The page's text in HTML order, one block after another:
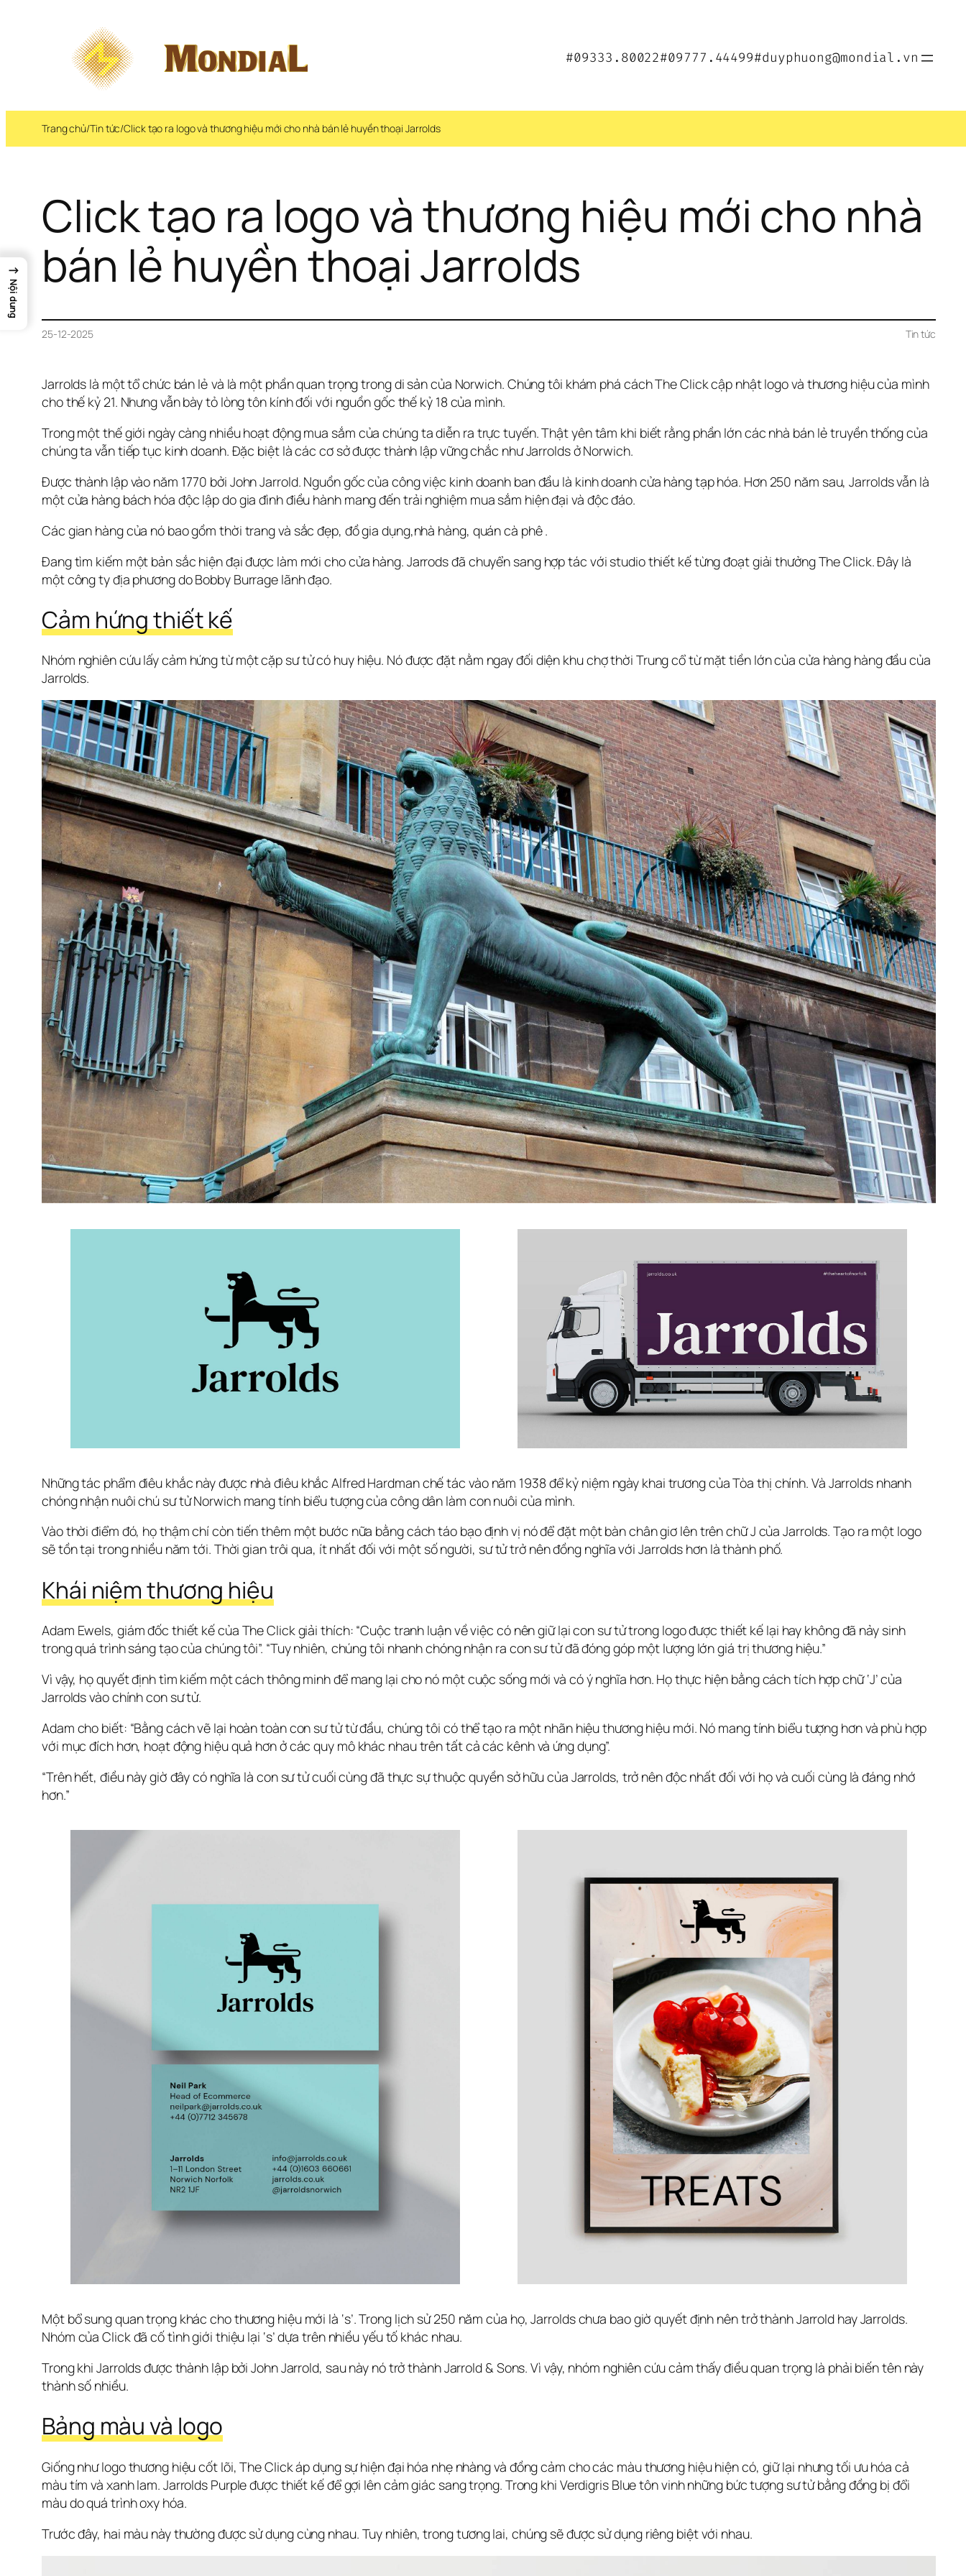
#09333.80022#09777.44499#duyphuong@mondial.vn
Trang chủ/Tin tức/Click tạo ra logo và thương hiệu mới cho nhà bán lẻ huyền thoại Jarrolds
Click tạo ra logo và thương hiệu mới cho nhà
bán lẻ huyền thoại Jarrolds
25-12-2025 Tin tức
Jarrolds là một tổ chức bán lẻ và là một phần quan trọng trong di sản của Norwich. Chúng tôi khám phá cách The Click cập nhật logo và thương hiệu của mình
cho thế kỷ 21. Nhưng vẫn bày tỏ lòng tôn kính đối với nguồn gốc thế kỷ 18 của mình.
Trong một thế giới ngày càng nhiều hoạt động mua sắm của chúng ta diễn ra trực tuyến. Thật yên tâm khi biết rằng phần lớn các nhà bán lẻ truyền thống của
chúng ta vẫn tiếp tục kinh doanh. Đặc biệt là các cơ sở được thành lập vững chắc như Jarrolds ở Norwich.
Được thành lập vào năm 1770 bởi John Jarrold. Nguồn gốc của công việc kinh doanh ban đầu là kinh doanh cửa hàng tạp hóa. Hơn 250 năm sau, Jarrolds vẫn là
một cửa hàng bách hóa độc lập do gia đình điều hành mang đến trải nghiệm mua sắm hiện đại và độc đáo.
Các gian hàng của nó bao gồm thời trang và sắc đẹp, đồ gia dụng,nhà hàng, quán cà phê .
Đang tìm kiếm một bản sắc hiện đại được làm mới cho cửa hàng. Jarrods đã chuyển sang hợp tác với studio thiết kế từng đoạt giải thưởng The Click. Đây là
một công ty địa phương do Bobby Burrage lãnh đạo.
Cảm hứng thiết kế
Nhóm nghiên cứu lấy cảm hứng từ một cặp sư tử có huy hiệu. Nó được đặt nằm ngay đối diện khu chợ thời Trung cổ từ mặt tiền lớn của cửa hàng hàng đầu của
Jarrolds.
Những tác phẩm điêu khắc này được nhà điêu khắc Alfred Hardman chế tác vào năm 1938 để kỷ niệm ngày khai trương của Tòa thị chính. Và Jarrolds nhanh
chóng nhận nuôi chú sư tử Norwich mang tính biểu tượng của công dân làm con nuôi của mình.
Vào thời điểm đó, họ thậm chí còn tiến thêm một bước nữa bằng cách táo bạo định vị nó để đặt một bàn chân giơ lên ​​trên chữ J của Jarrolds. Tạo ra một logo
sẽ tồn tại trong nhiều năm tới. Thời gian trôi qua, ít nhất đối với một số người, sư tử trở nên đồng nghĩa với Jarrolds hơn là thành phố.
Khái niệm thương hiệu
Adam Ewels, giám đốc thiết kế của The Click giải thích: “Cuộc tranh luận về việc có nên giữ lại con sư tử trong logo được thiết kế lại hay không đã nảy sinh
trong quá trình sáng tạo của chúng tôi”. “Tuy nhiên, chúng tôi nhanh chóng nhận ra con sư tử đã đóng góp một lượng lớn giá trị thương hiệu.”
Vì vậy, họ quyết định tìm kiếm một cách thông minh để mang lại cho nó một cuộc sống mới và có ý nghĩa hơn. Họ thực hiện bằng cách tích hợp chữ ‘J’ của
Jarrolds vào chính con sư tử.
Adam cho biết: “Bằng cách vẽ lại hoàn toàn con sư tử từ đầu, chúng tôi có thể tạo ra một nhãn hiệu thương hiệu mới. Nó mang tính biểu tượng hơn và phù hợp
với mục đích hơn, hoạt động hiệu quả hơn ở các quy mô khác nhau trên tất cả các kênh và ứng dụng”.
“Trên hết, điều này giờ đây có nghĩa là con sư tử cuối cùng đã thực sự thuộc quyền sở hữu của Jarrolds, trở nên độc nhất đối với họ và cuối cùng là đáng nhớ
hơn.”
Một bổ sung quan trọng khác cho thương hiệu mới là ‘s’. Trong lịch sử 250 năm của họ, Jarrolds chưa bao giờ quyết định nên trở thành Jarrold hay Jarrolds.
Nhóm của Click đã cố tình giới thiệu lại ‘s’ dựa trên nhiều yếu tố khác nhau.
Trong khi Jarrolds được thành lập bởi John Jarrold, sau này nó trở thành Jarrold & Sons. Vì vậy, nhóm nghiên cứu cảm thấy điều quan trọng là phải biến tên này
thành số nhiều.
Bảng màu và logo
Giống như logo thương hiệu cốt lõi, The Click áp dụng sự hiện đại hóa nhẹ nhàng và đồng cảm cho các màu thương hiệu hiện có, giữ lại nhưng tối ưu hóa cả
màu tím và xanh lam. Jarrolds Purple được thiết kế để gợi lên cảm giác sang trọng. Trong khi Verdigris Blue tôn vinh những bức tượng sư tử bằng đồng bị đổi
màu do quá trình oxy hóa.
Trước đây, hai màu này thường được sử dụng cùng nhau. Tuy nhiên, trong tương lai, chúng sẽ được sử dụng riêng biệt với nhau.
→
Nội dung